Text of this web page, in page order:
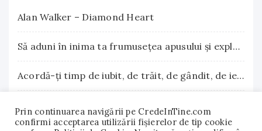
Alan Walker – Diamond Heart
Să aduni în inima ta frumuseţea apusului şi explozia nesfârşită a răsăritului
Acordă-ţi timp de iubit, de trăit, de gândit, de iertat
Prin continuarea navigării pe CredeInTine.com
confirmi acceptarea utilizării fişierelor de tip cookie